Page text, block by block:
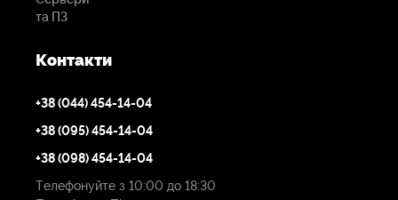
та ПЗ
Контакти
+38 (044) 454-14-04
+38 (095) 454-14-04
+38 (098) 454-14-04
Телефонуйте з 10:00 до 18:30